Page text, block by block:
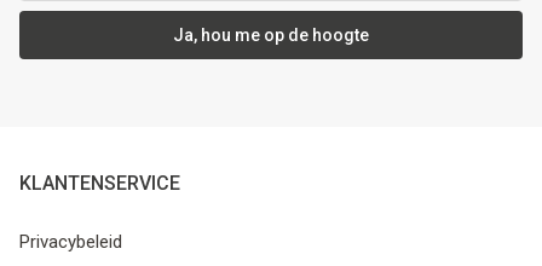
Ja, hou me op de hoogte
KLANTENSERVICE
Privacybeleid